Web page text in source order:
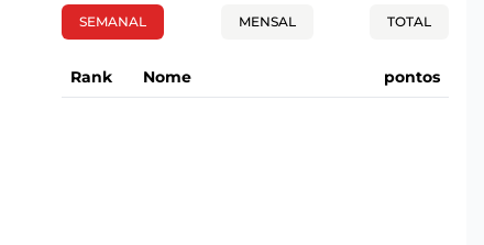
SEMANAL MENSAL TOTAL
Rank Nome pontos